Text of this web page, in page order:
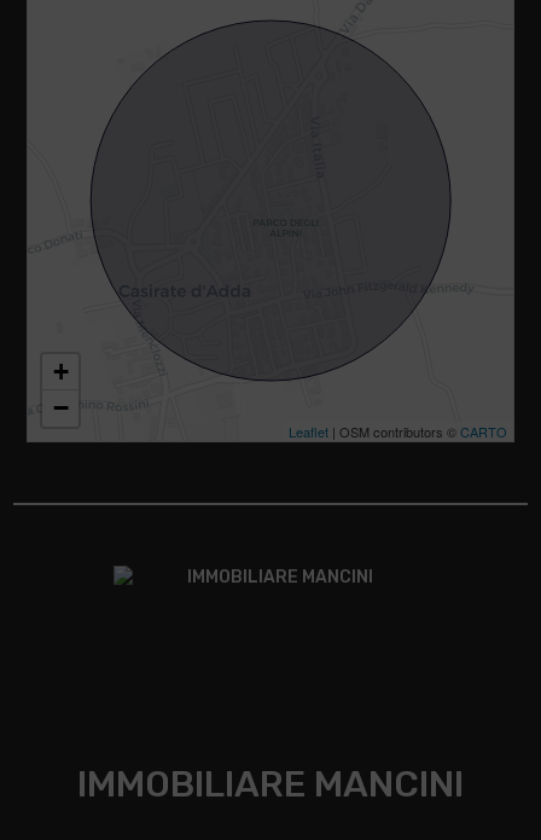
+
−
Leaflet | OSM contributors ©CARTO
IMMOBILIARE MANCINI